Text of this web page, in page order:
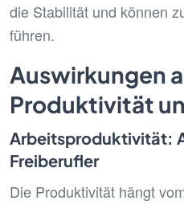
die Stabilität und können
führen.
Auswirkungen
Produktivität
Arbeitsproduktivität:
Freiberufler
Die Produktivität hängt